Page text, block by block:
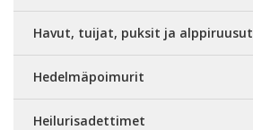
Havut, tuijat, puksit ja alppiruusut
Hedelmäpoimurit
Heilurisadettimet